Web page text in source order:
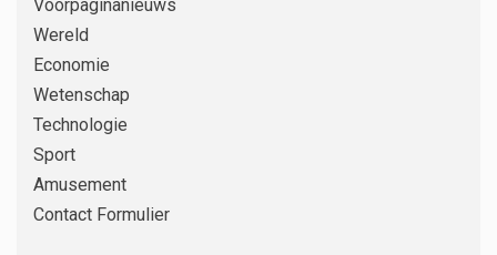
Voorpaginanieuws
Wereld
Economie
Wetenschap
Technologie
Sport
Amusement
Contact Formulier